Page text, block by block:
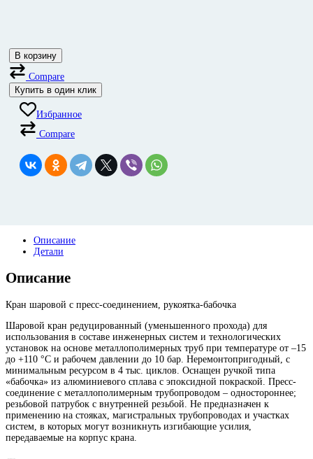
В корзину
Compare
Купить в один клик
Избранное
Compare
Описание
Детали
Описание
Кран шаровой с пресс-соединением, рукоятка-бабочка
Шаровой кран редуцированный (уменьшенного прохода) для
использования в составе инженерных систем и технологических
установок на основе металлополимерных труб при температуре от –15
до +110 °С и рабочем давлении до 10 бар. Неремонтопригодный, с
минимальным ресурсом в 4 тыс. циклов. Оснащен ручкой типа
«бабочка» из алюминиевого сплава с эпоксидной покраской. Пресс-
соединение с металлополимерным трубопроводом – одностороннее;
резьбовой патрубок с внутренней резьбой. Не предназначен к
применению на стояках, магистральных трубопроводах и участках
систем, в которых могут возникнуть изгибающие усилия,
передаваемые на корпус крана.